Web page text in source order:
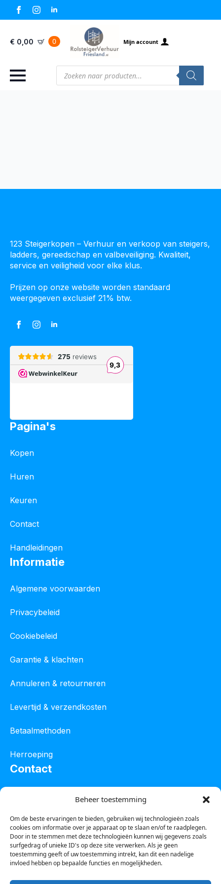
Beheer toestemming
Om de beste ervaringen te bieden, gebruiken wij technologieën zoals
cookies om informatie over je apparaat op te slaan en/of te raadplegen.
Door in te stemmen met deze technologieën kunnen wij gegevens zoals
surfgedrag of unieke ID's op deze site verwerken. Als je geen
toestemming geeft of uw toestemming intrekt, kan dit een nadelige
invloed hebben op bepaalde functies en mogelijkheden.
€ 0,00 0 Mijn account
Producten
zoeken
123 Steigerkopen – Verhuur en verkoop van steigers,
ladders, gereedschap en valbeveiliging. Kwaliteit,
service en veiligheid voor elke klus.
Prijzen op onze website worden standaard
weergegeven exclusief 21% btw.
Pagina's
Kopen
Huren
Keuren
Contact
Handleidingen
Informatie
Algemene voorwaarden
Privacybeleid
Cookiebeleid
Garantie & klachten
Annuleren & retourneren
Levertijd & verzendkosten
Betaalmethoden
Herroeping
Contact
Tel :0850601800
Whatsapp : 0623388306